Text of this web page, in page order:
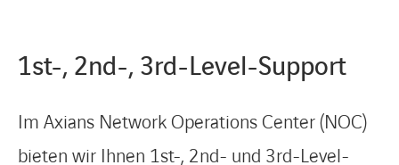
1st-, 2nd-, 3rd-Level-Support
Im Axians Network Operations Center (NOC)
bieten wir Ihnen 1st-, 2nd- und 3rd-Level-